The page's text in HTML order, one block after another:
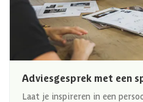
Adviesgesprek met een
Laat je inspireren in een